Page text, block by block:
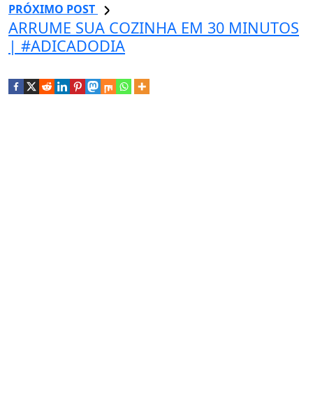
PRÓXIMO POST
ARRUME SUA COZINHA EM 30 MINUTOS
| #ADICADODIA